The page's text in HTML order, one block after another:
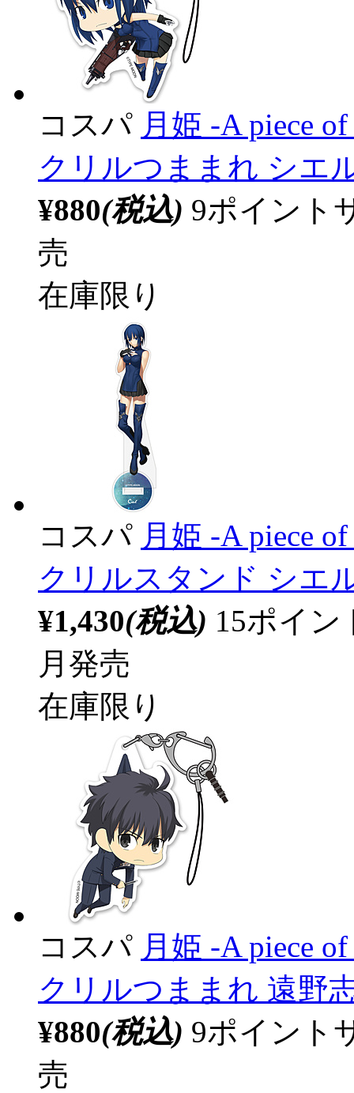
コスパ 月姫 -A piece
クリルつままれ シエ
¥880(税込) 9ポイント
売
在庫限り
コスパ 月姫 -A piece
クリルスタンド シエ
¥1,430(税込) 15ポイ
月発売
在庫限り
コスパ 月姫 -A piece
クリルつままれ 遠野
¥880(税込) 9ポイント
売